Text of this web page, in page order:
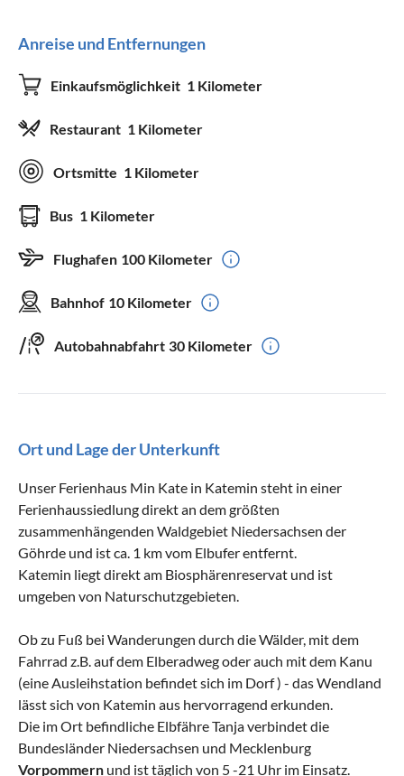
Anreise und Entfernungen
Einkaufsmöglichkeit 1 Kilometer
Restaurant 1 Kilometer
Ortsmitte 1 Kilometer
Bus 1 Kilometer
Flughafen 100 Kilometer
Bahnhof 10 Kilometer
Autobahnabfahrt 30 Kilometer
Ort und Lage der Unterkunft
Unser Ferienhaus Min Kate in Katemin steht in einer
Ferienhaussiedlung direkt an dem größten
zusammenhängenden Waldgebiet Niedersachsen der
Göhrde und ist ca. 1 km vom Elbufer entfernt.
Katemin liegt direkt am Biosphärenreservat und ist
umgeben von Naturschutzgebieten.
Ob zu Fuß bei Wanderungen durch die Wälder, mit dem
Fahrrad z.B. auf dem Elberadweg oder auch mit dem Kanu
(eine Ausleihstation befindet sich im Dorf ) - das Wendland
lässt sich von Katemin aus hervorragend erkunden.
Die im Ort befindliche Elbfähre Tanja verbindet die
Bundesländer Niedersachsen und Mecklenburg
Vorpommern und ist täglich von 5 -21 Uhr im Einsatz.